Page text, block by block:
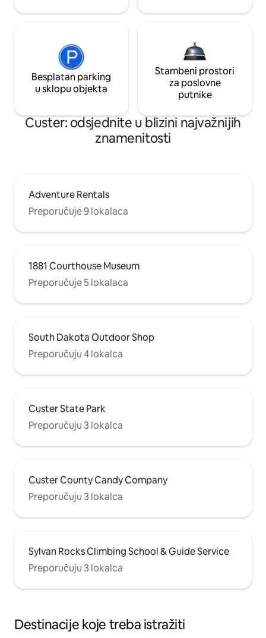
Besplatan parking
u sklopu objekta
Stambeni prostori
za poslovne
putnike
Custer: odsjednite u blizini najvažnijih
znamenitosti
Adventure Rentals
Preporučuje 9 lokalaca
1881 Courthouse Museum
Preporučuje 5 lokalaca
South Dakota Outdoor Shop
Preporučuju 4 lokalca
Custer State Park
Preporučuju 3 lokalca
Custer County Candy Company
Preporučuju 3 lokalca
Sylvan Rocks Climbing School & Guide Service
Preporučuju 3 lokalca
Destinacije koje treba istražiti